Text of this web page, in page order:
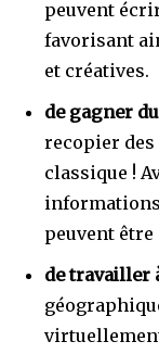
peuvent
favorisant
et créatives.
de gagner
recopier des
classique !
peuvent être
de travailler